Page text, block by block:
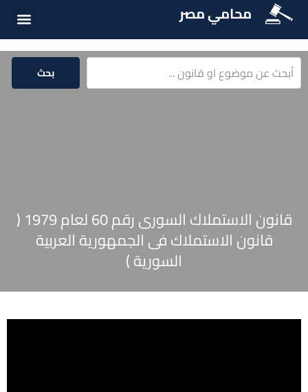
محامي مصر
بحث
قانون الاستملاك السورى رقم 60 لعام 1979 (
قانون الاستملاك فى الجمهورية العربية
السورية )